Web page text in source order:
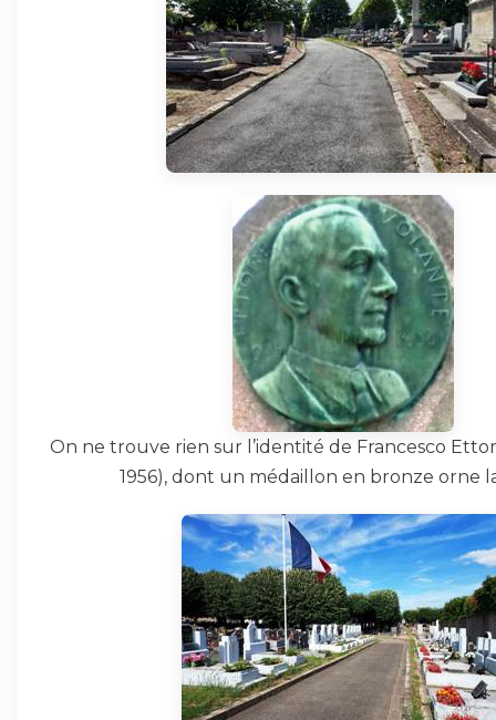
On ne trouve rien sur l’identité de Francesco
1956), dont un médaillon en bronze orne